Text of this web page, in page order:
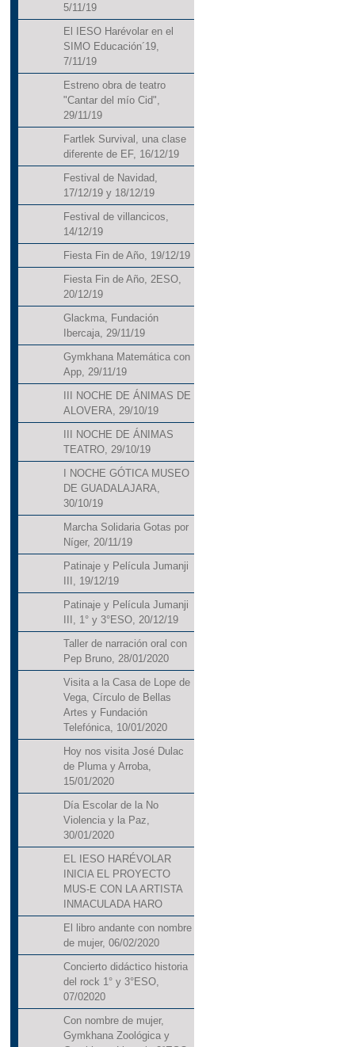
5/11/19
El IESO Harévolar en el
SIMO Educación´19,
7/11/19
Estreno obra de teatro
"Cantar del mío Cid",
29/11/19
Fartlek Survival, una clase
diferente de EF, 16/12/19
Festival de Navidad,
17/12/19 y 18/12/19
Festival de villancicos,
14/12/19
Fiesta Fin de Año, 19/12/19
Fiesta Fin de Año, 2ESO,
20/12/19
Glackma, Fundación
Ibercaja, 29/11/19
Gymkhana Matemática con
App, 29/11/19
III NOCHE DE ÁNIMAS DE
ALOVERA, 29/10/19
III NOCHE DE ÁNIMAS
TEATRO, 29/10/19
I NOCHE GÓTICA MUSEO
DE GUADALAJARA,
30/10/19
Marcha Solidaria Gotas por
Níger, 20/11/19
Patinaje y Película Jumanji
III, 19/12/19
Patinaje y Película Jumanji
III, 1° y 3°ESO, 20/12/19
Taller de narración oral con
Pep Bruno, 28/01/2020
Visita a la Casa de Lope de
Vega, Círculo de Bellas
Artes y Fundación
Telefónica, 10/01/2020
Hoy nos visita José Dulac
de Pluma y Arroba,
15/01/2020
Día Escolar de la No
Violencia y la Paz,
30/01/2020
EL IESO HARÉVOLAR
INICIA EL PROYECTO
MUS-E CON LA ARTISTA
INMACULADA HARO
El libro andante con nombre
de mujer, 06/02/2020
Concierto didáctico historia
del rock 1° y 3°ESO,
07/02020
Con nombre de mujer,
Gymkhana Zoológica y